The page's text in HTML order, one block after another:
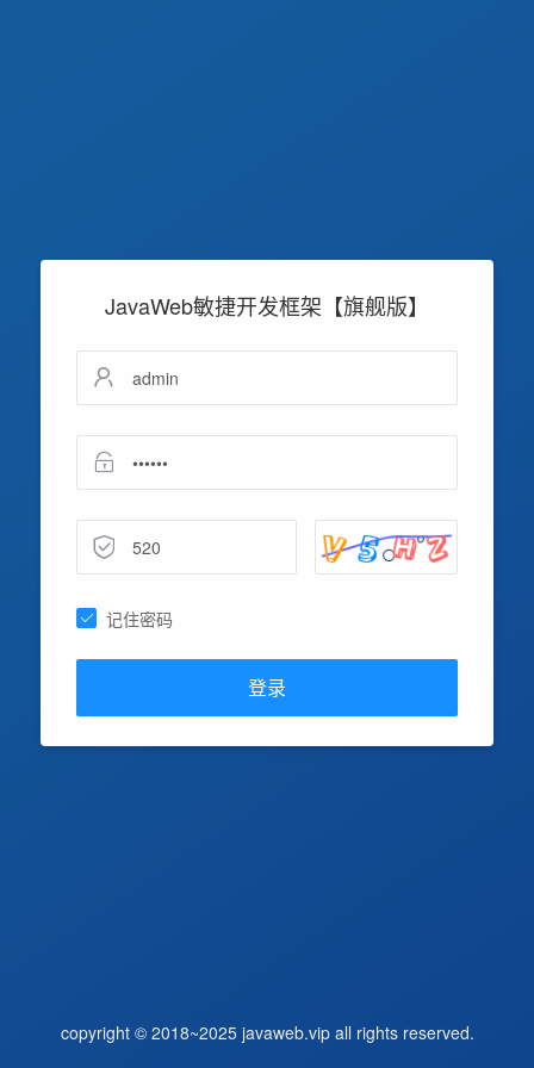
JavaWeb敏捷开发框架【旗舰版】
记住密码
登录
copyright © 2018~2025 javaweb.vip all rights reserved.